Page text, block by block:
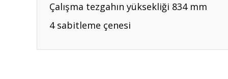
Çalışma tezgahın yüksekliği 834 mm
4 sabitleme çenesi